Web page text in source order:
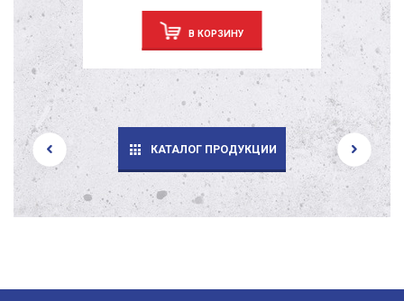
В КОРЗИНУ
КАТАЛОГ ПРОДУКЦИИ